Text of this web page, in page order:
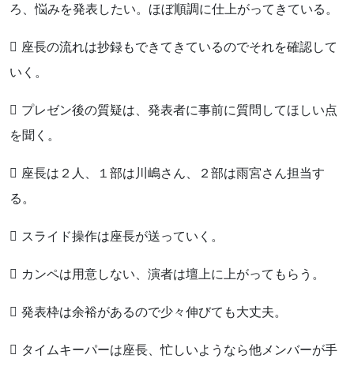
ろ、悩みを発表したい。ほぼ順調に仕上がってきている。
 座長の流れは抄録もできてきているのでそれを確認して
いく。
 プレゼン後の質疑は、発表者に事前に質問してほしい点
を聞く。
 座長は２人、１部は川嶋さん、２部は雨宮さん担当す
る。
 スライド操作は座長が送っていく。
 カンペは用意しない、演者は壇上に上がってもらう。
 発表枠は余裕があるので少々伸びても大丈夫。
 タイムキーパーは座長、忙しいようなら他メンバーが手